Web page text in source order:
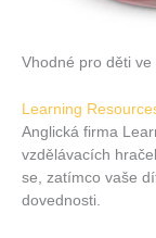
Vhodné pro děti ve
Learning
Anglická firma
vzdělávacích
se, zatímco vaše
dovednosti.